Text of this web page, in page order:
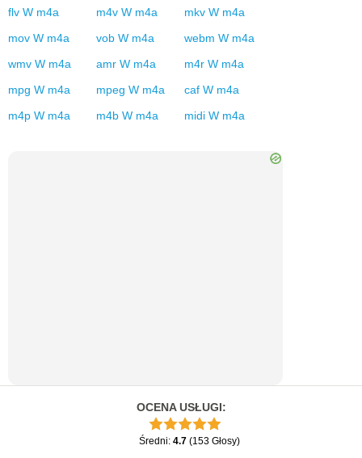
flv W m4a m4v W m4a mkv W m4a
mov W m4a vob W m4a webm W m4a
wmv W m4a amr W m4a m4r W m4a
mpg W m4a mpeg W m4a caf W m4a
m4p W m4a m4b W m4a midi W m4a
OCENA USŁUGI:
Średni: 4.7 (153 Głosy)